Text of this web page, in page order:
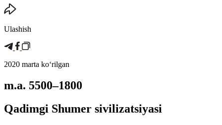
Ulashish
2020 marta koʻrilgan
m.a. 5500–1800
Qadimgi Shumer sivilizatsiyasi